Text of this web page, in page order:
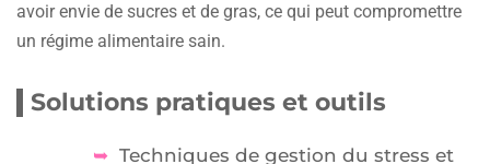
avoir envie de sucres et de gras, ce qui peut compromettre
un régime alimentaire sain.
Solutions pratiques et outils
Techniques de gestion du stress et